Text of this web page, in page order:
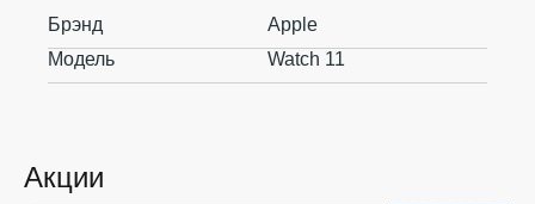
Акции
Брэнд
Apple
Модель
Watch 11